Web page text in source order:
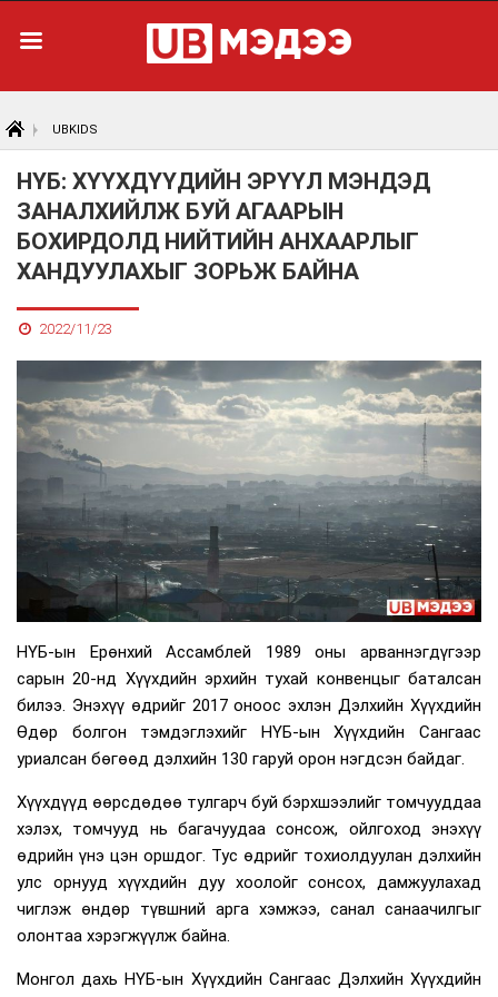
UBKIDS
НҮБ: ХҮҮХДҮҮДИЙН ЭРҮҮЛ МЭНДЭД
ЗАНАЛХИЙЛЖ БУЙ АГААРЫН
БОХИРДОЛД НИЙТИЙН АНХААРЛЫГ
ХАНДУУЛАХЫГ ЗОРЬЖ БАЙНА
2022/11/23
НҮБ-ын Ерөнхий Ассамблей 1989 оны арваннэгдүгээр
сарын 20-нд Хүүхдийн эрхийн тухай конвенцыг баталсан
билээ. Энэхүү өдрийг 2017 оноос эхлэн Дэлхийн Хүүхдийн
Өдөр болгон тэмдэглэхийг НҮБ-ын Хүүхдийн Сангаас
уриалсан бөгөөд дэлхийн 130 гаруй орон нэгдсэн байдаг.
Хүүхдүүд өөрсдөдөө тулгарч буй бэрхшээлийг томчууддаа
хэлэх, томчууд нь багачуудаа сонсож, ойлгоход энэхүү
өдрийн үнэ цэн оршдог. Тус өдрийг тохиолдуулан дэлхийн
улс орнууд хүүхдийн дуу хоолойг сонсох, дамжуулахад
чиглэж өндөр түвшний арга хэмжээ, санал санаачилгыг
олонтаа хэрэгжүүлж байна.
Монгол дахь НҮБ-ын Хүүхдийн Сангаас Дэлхийн Хүүхдийн